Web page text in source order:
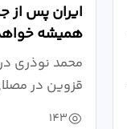
ایران پس از
همیشه
نبرد
محمد نوذری
قزوین در
خون‌خواهی...
143